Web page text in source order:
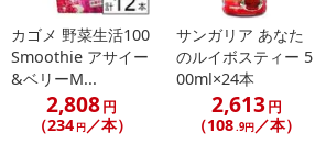
カゴメ 野菜生活100
Smoothie アサイー
&ベリーM...
2,808円
（234 円／本）
サンガリア あなた
のルイボスティー 5
00ml×24本
2,613円
（108.9円／本）